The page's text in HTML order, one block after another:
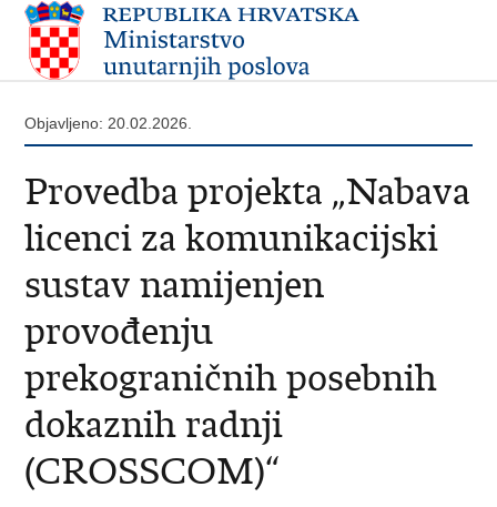
Objavljeno: 20.02.2026.
Provedba projekta „Nabava
licenci za komunikacijski
sustav namijenjen
provođenju
prekograničnih posebnih
dokaznih radnji
(CROSSCOM)“